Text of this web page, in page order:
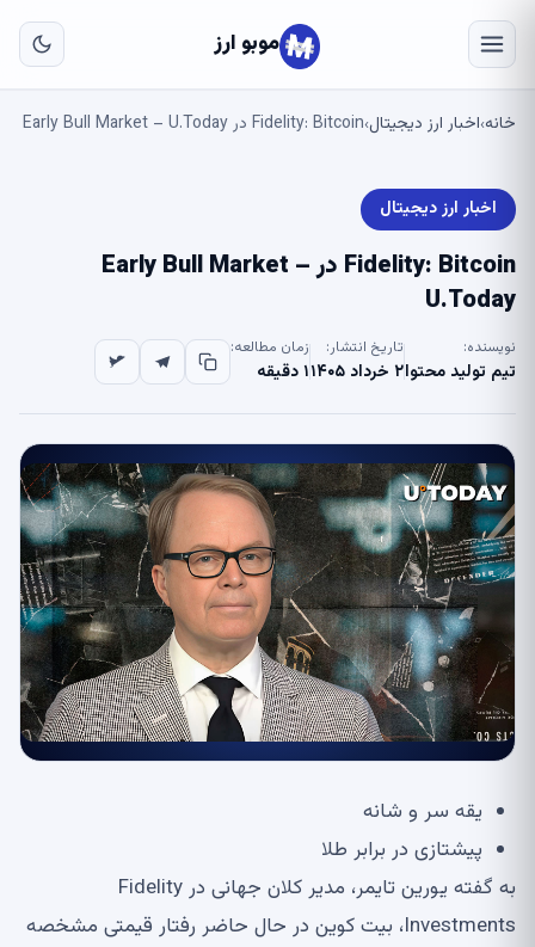
موبو ارز
خانه›اخبار ارز دیجیتال›Fidelity: Bitcoin در Early Bull Market – U.Today
اخبار ارز دیجیتال
Fidelity: Bitcoin در Early Bull Market –
U.Today
نویسنده:
تیم تولید محتوا
تاریخ انتشار:
۲ خرداد ۱۴۰۵
زمان مطالعه:
۱ دقیقه
یقه سر و شانه
پیشتازی در برابر طلا
به گفته یورین تایمر، مدیر کلان جهانی در Fidelity
Investments، بیت کوین در حال حاضر رفتار قیمتی مشخصه